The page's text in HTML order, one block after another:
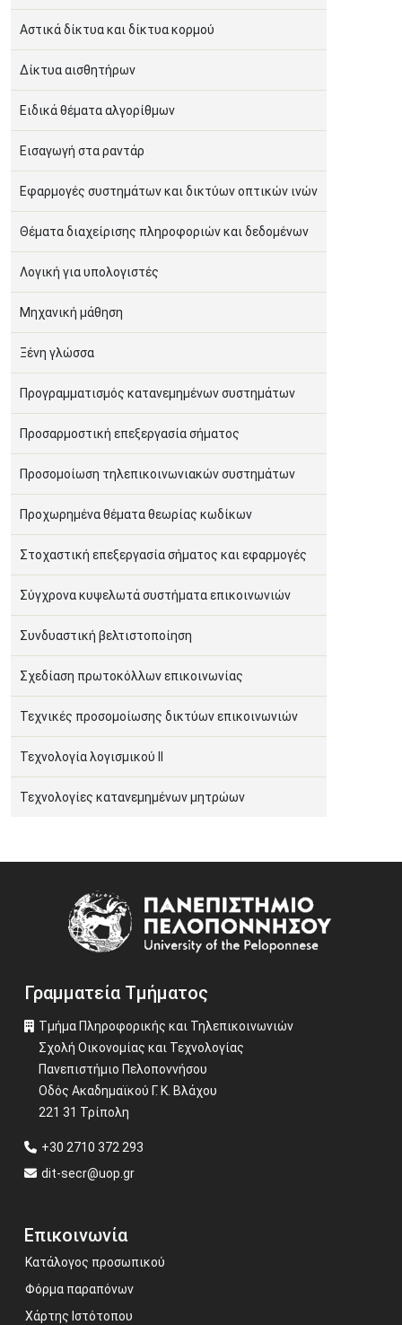
Αστικά δίκτυα και δίκτυα κορμού
Δίκτυα αισθητήρων
Ειδικά θέματα αλγορίθμων
Εισαγωγή στα ραντάρ
Εφαρμογές συστημάτων και δικτύων οπτικών ινών
Θέματα διαχείρισης πληροφοριών και δεδομένων
Λογική για υπολογιστές
Μηχανική μάθηση
Ξένη γλώσσα
Προγραμματισμός κατανεμημένων συστημάτων
Προσαρμοστική επεξεργασία σήματος
Προσομοίωση τηλεπικοινωνιακών συστημάτων
Προχωρημένα θέματα θεωρίας κωδίκων
Στοχαστική επεξεργασία σήματος και εφαρμογές
Σύγχρονα κυψελωτά συστήματα επικοινωνιών
Συνδυαστική βελτιστοποίηση
Σχεδίαση πρωτοκόλλων επικοινωνίας
Τεχνικές προσομοίωσης δικτύων επικοινωνιών
Τεχνολογία λογισμικού II
Τεχνολογίες κατανεμημένων μητρώων
Γραμματεία Τμήματος
Τμήμα Πληροφορικής και Τηλεπικοινωνιών
Σχολή Οικονομίας και Τεχνολογίας
Πανεπιστήμιο Πελοποννήσου
Οδός Ακαδημαϊκού Γ. Κ. Βλάχου
221 31 Τρίπολη
+30 2710 372 293
dit-secr@uop.gr
Επικοινωνία
Κατάλογος προσωπικού
Φόρμα παραπόνων
Χάρτης Ιστότοπου